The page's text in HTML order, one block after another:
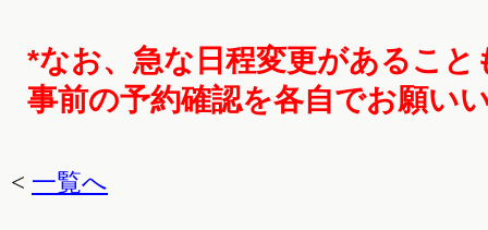
*なお、急な日程変更があるこ
事前の予約確認を各自でお願い
< 一覧へ